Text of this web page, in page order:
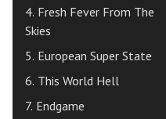
4. Fresh Fever From The
Skies
5. European Super State
6. This World Hell
7. Endgame